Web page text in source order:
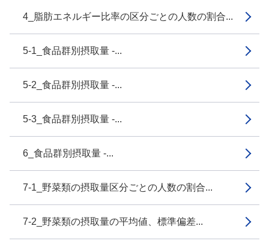
4_脂肪エネルギー比率の区分ごとの人数の割合...
5-1_食品群別摂取量 -...
5-2_食品群別摂取量 -...
5-3_食品群別摂取量 -...
6_食品群別摂取量 -...
7-1_野菜類の摂取量区分ごとの人数の割合...
7-2_野菜類の摂取量の平均値、標準偏差...